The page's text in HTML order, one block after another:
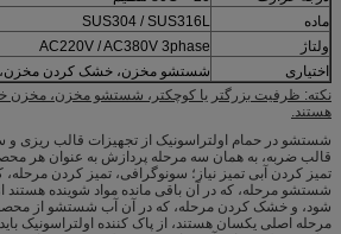
ماده
SUS304 / SUS316L
ولتاژ
AC220V / AC380V 3phase
اختیاری
شستشو مخزن، خشک کردن مخزن،
نکته: ظرفیت بزرگتر یا کوچکتر، شستشو مخزن،
هستند.
شستشو در حمام اولتراسونیک از تجهیزات قالب ریزی و
قالب ضربه، به همان سه مرحله پردازش به عنوان هر
تمیز کردن آبی تمیز نیاز؛ سونوگرافی، تمیز کردن
شستشو مرحله، که در آن باقی مانده مواد شوینده
مرحله اصلی یکسان هستند، از پاک کننده اولتراسونیک